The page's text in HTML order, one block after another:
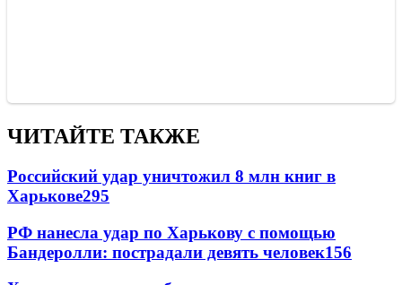
ЧИТАЙТЕ ТАКЖЕ
Российский удар уничтожил 8 млн книг в
Харькове295
РФ нанесла удар по Харькову с помощью
Бандеролли: пострадали девять человек156